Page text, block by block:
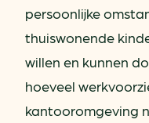
persoonlijke
thuiswonende
willen en kunnen
hoeveel
kantooromgeving